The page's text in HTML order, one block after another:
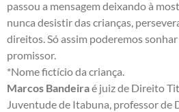
passou a mensagem deixando à
nunca desistir das crianças,
direitos. Só assim poderemos
promissor.
*Nome fictício da criança.
Marcos Bandeiraé juiz de Direito
Juventude de Itabuna, professor de